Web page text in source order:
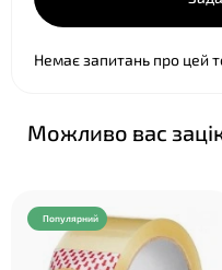
Немає запитань про цей
Можливо вас
Популярний